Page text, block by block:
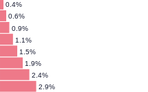
2.9%
2.4%
1.9%
1.5%
1.1%
0.9%
0.6%
0.4%